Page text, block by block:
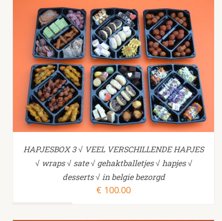
TOEVOEGEN AAN WINKELWAGEN /
HAPJESBOX 3 √ VEEL VERSCHILLENDE HAPJES
√ wraps √ sate √ gehaktballetjes √ hapjes √
desserts √ in belgie bezorgd
€ 100.00